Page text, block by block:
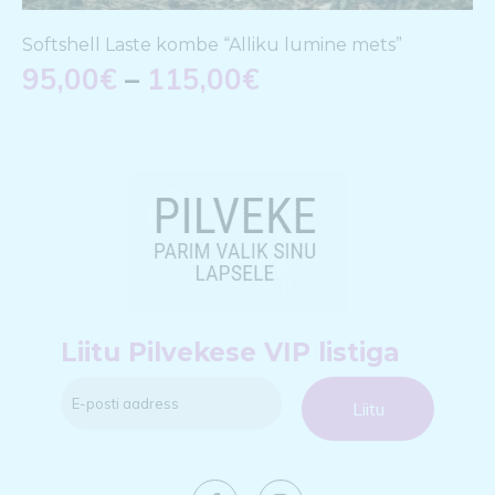
Softshell Laste kombe “Alliku lumine mets”
95,00€ – 115,00€
Liitu Pilvekese VIP listiga
Liitu